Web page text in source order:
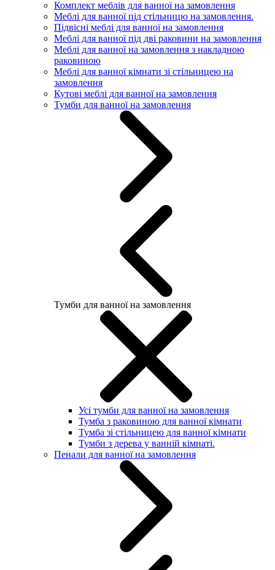
Комплект меблів для ванної на замовлення
Меблі для ванної під стільницю на замовлення.
Підвісні меблі для ванної на замовлення
Меблі для ванної під дві раковини на замовлення
Меблі для ванної на замовлення з накладною
раковиною
Меблі для ванної кімнати зі стільницею на
замовлення
Кутові меблі для ванної на замовлення
Тумби для ванної на замовлення
Тумби для ванної на замовлення
Усі тумби для ванної на замовлення
Тумба з раковиною для ванної кімнати
Тумба зі стільницею для ванної кімнати
Тумби з дерева у ванній кімнаті.
Пенали для ванної на замовлення